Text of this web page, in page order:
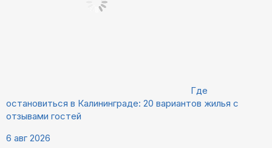
Где
остановиться в Калининграде: 20 вариантов жилья с
отзывами гостей
6 авг 2026